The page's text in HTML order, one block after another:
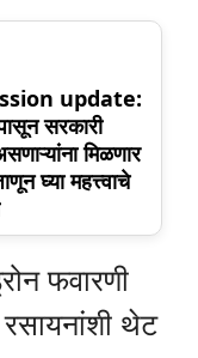
update:
सरकारी
मिळणार
घ्या महत्त्वाचे
फवारणी
थेट